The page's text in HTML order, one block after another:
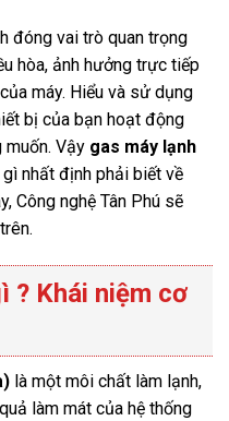
đóng vai trò quan trọng
hòa, ảnh hưởng trực tiếp
máy. Hiểu và sử dụng
bị của bạn hoạt động
muốn. Vậy gas máy lạnh
nhất định phải biết về
Công nghệ Tân Phú sẽ
? Khái niệm cơ
là một môi chất làm lạnh,
làm mát của hệ thống